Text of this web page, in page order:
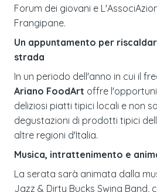
Forum dei giovani e
Frangipane.
Un appuntamento per
strada
In un periodo dell'anno in cui il
Ariano FoodArt offre
deliziosi piatti tipici locali e non
degustazioni di prodotti tipici
altre regioni d'Italia.
Musica, intrattenimento e
La serata sarà animata dalla
Jazz & Dirty Bucks Swing Band,